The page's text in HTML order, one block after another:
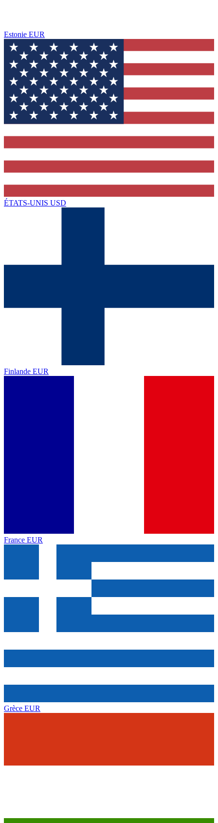
Estonie EUR
ÉTATS-UNIS USD
Finlande EUR
France EUR
Grèce EUR